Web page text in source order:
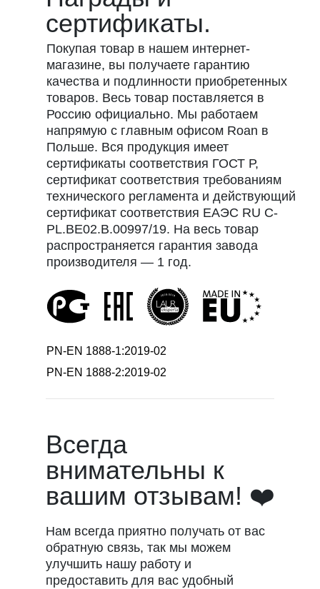
Покупая товар в нашем интернет-
магазине, вы получаете гарантию
качества и подлинности приобретенных
товаров. Весь товар поставляется в
Россию официально. Мы работаем
напрямую с главным офисом Roan в
Польше. Вся продукция имеет
сертификаты соответствия ГОСТ Р,
сертификат соответствия требованиям
технического регламента и действующий
сертификат соответствия EAЭC RU С-
PL.ВЕ02.В.00997/19. На весь товар
распространяется гарантия завода
производителя — 1 год.
сертификаты.
PN-EN 1888-1:2019-02
PN-EN 1888-2:2019-02
Всегда
внимательны к
вашим отзывам! ❤️
Нам всегда приятно получать от вас
обратную связь, так мы можем
улучшить нашу работу и
предоставить для вас удобный